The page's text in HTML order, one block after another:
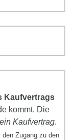
Kaufvertrags
kommt. Die
Kaufvertrag.
Zugang zu den